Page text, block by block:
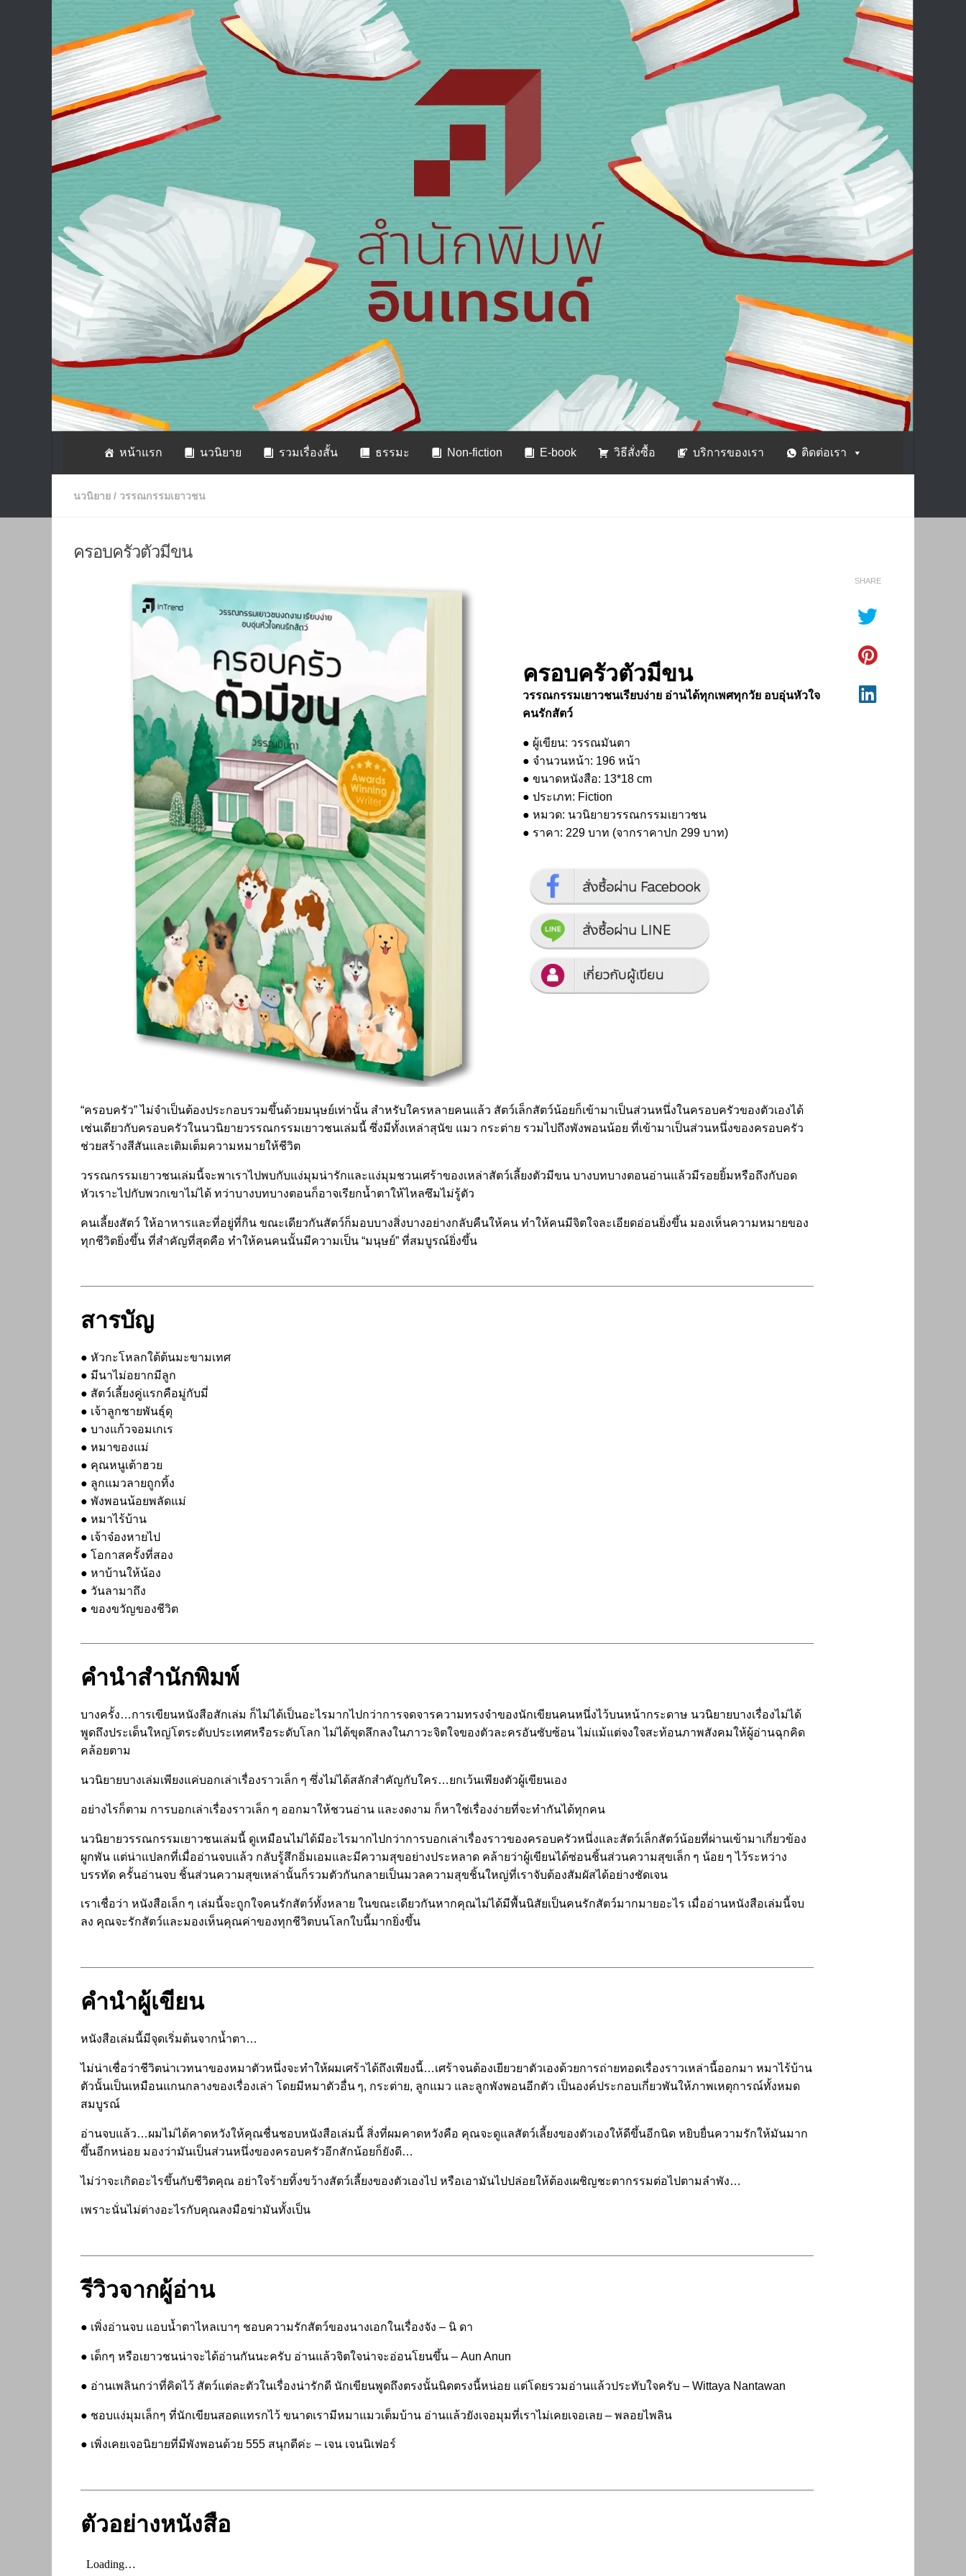
หน้าแรก นวนิยาย รวมเรื่องสั้น ธรรมะ Non-fiction E-book วิธีสั่งซื้อ บริการของเรา ติดต่อเรา
นวนิยาย / วรรณกรรมเยาวชน
ครอบครัวตัวมีขน
ครอบครัวตัวมีขน
วรรณกรรมเยาวชนเรียบง่าย อ่านได้ทุกเพศทุกวัย อบอุ่นหัวใจ
คนรักสัตว์
● ผู้เขียน: วรรณมันตา
● จำนวนหน้า: 196 หน้า
● ขนาดหนังสือ: 13*18 cm
● ประเภท: Fiction
● หมวด: นวนิยายวรรณกรรมเยาวชน
● ราคา: 229 บาท (จากราคาปก 299 บาท)
“ครอบครัว” ไม่จำเป็นต้องประกอบรวมขึ้นด้วยมนุษย์เท่านั้น สำหรับใครหลายคนแล้ว สัตว์เล็กสัตว์น้อยก็เข้ามาเป็นส่วนหนึ่งในครอบครัวของตัวเองได้
เช่นเดียวกับครอบครัวในนวนิยายวรรณกรรมเยาวชนเล่มนี้ ซึ่งมีทั้งเหล่าสุนัข แมว กระต่าย รวมไปถึงพังพอนน้อย ที่เข้ามาเป็นส่วนหนึ่งของครอบครัว
ช่วยสร้างสีสันและเติมเต็มความหมายให้ชีวิต
วรรณกรรมเยาวชนเล่มนี้จะพาเราไปพบกับแง่มุมน่ารักและแง่มุมชวนเศร้าของเหล่าสัตว์เลี้ยงตัวมีขน บางบทบางตอนอ่านแล้วมีรอยยิ้มหรือถึงกับอด
หัวเราะไปกับพวกเขาไม่ได้ ทว่าบางบทบางตอนก็อาจเรียกน้ำตาให้ไหลซึมไม่รู้ตัว
คนเลี้ยงสัตว์ ให้อาหารและที่อยู่ที่กิน ขณะเดียวกันสัตว์ก็มอบบางสิ่งบางอย่างกลับคืนให้คน ทำให้คนมีจิตใจละเอียดอ่อนยิ่งขึ้น มองเห็นความหมายของ
ทุกชีวิตยิ่งขึ้น ที่สำคัญที่สุดคือ ทำให้คนคนนั้นมีความเป็น “มนุษย์” ที่สมบูรณ์ยิ่งขึ้น
สารบัญ
● หัวกะโหลกใต้ต้นมะขามเทศ
● มีนาไม่อยากมีลูก
● สัตว์เลี้ยงคู่แรกคือมู่กับมี่
● เจ้าลูกชายพันธุ์ดุ
● บางแก้วจอมเกเร
● หมาของแม่
● คุณหนูเต้าฮวย
● ลูกแมวลายถูกทิ้ง
● พังพอนน้อยพลัดแม่
● หมาไร้บ้าน
● เจ้าจ๋องหายไป
● โอกาสครั้งที่สอง
● หาบ้านให้น้อง
● วันลามาถึง
● ของขวัญของชีวิต
คำนำสำนักพิมพ์
บางครั้ง…การเขียนหนังสือสักเล่ม ก็ไม่ได้เป็นอะไรมากไปกว่าการจดจารความทรงจำของนักเขียนคนหนึ่งไว้บนหน้ากระดาษ นวนิยายบางเรื่องไม่ได้
พูดถึงประเด็นใหญ่โตระดับประเทศหรือระดับโลก ไม่ได้ขุดลึกลงในภาวะจิตใจของตัวละครอันซับซ้อน ไม่แม้แต่จงใจสะท้อนภาพสังคมให้ผู้อ่านฉุกคิด
คล้อยตาม
นวนิยายบางเล่มเพียงแค่บอกเล่าเรื่องราวเล็ก ๆ ซึ่งไม่ได้สลักสำคัญกับใคร…ยกเว้นเพียงตัวผู้เขียนเอง
อย่างไรก็ตาม การบอกเล่าเรื่องราวเล็ก ๆ ออกมาให้ชวนอ่าน และงดงาม ก็หาใช่เรื่องง่ายที่จะทำกันได้ทุกคน
นวนิยายวรรณกรรมเยาวชนเล่มนี้ ดูเหมือนไม่ได้มีอะไรมากไปกว่าการบอกเล่าเรื่องราวของครอบครัวหนึ่งและสัตว์เล็กสัตว์น้อยที่ผ่านเข้ามาเกี่ยวข้อง
ผูกพัน แต่น่าแปลกที่เมื่ออ่านจบแล้ว กลับรู้สึกอิ่มเอมและมีความสุขอย่างประหลาด คล้ายว่าผู้เขียนได้ซ่อนชิ้นส่วนความสุขเล็ก ๆ น้อย ๆ ไว้ระหว่าง
บรรทัด ครั้นอ่านจบ ชิ้นส่วนความสุขเหล่านั้นก็รวมตัวกันกลายเป็นมวลความสุขชิ้นใหญ่ที่เราจับต้องสัมผัสได้อย่างชัดเจน
เราเชื่อว่า หนังสือเล็ก ๆ เล่มนี้จะถูกใจคนรักสัตว์ทั้งหลาย ในขณะเดียวกันหากคุณไม่ได้มีพื้นนิสัยเป็นคนรักสัตว์มากมายอะไร เมื่ออ่านหนังสือเล่มนี้จบ
ลง คุณจะรักสัตว์และมองเห็นคุณค่าของทุกชีวิตบนโลกใบนี้มากยิ่งขึ้น
คำนำผู้เขียน
หนังสือเล่มนี้มีจุดเริ่มต้นจากน้ำตา…
ไม่น่าเชื่อว่าชีวิตน่าเวทนาของหมาตัวหนึ่งจะทำให้ผมเศร้าได้ถึงเพียงนี้…เศร้าจนต้องเยียวยาตัวเองด้วยการถ่ายทอดเรื่องราวเหล่านี้ออกมา หมาไร้บ้าน
ตัวนั้นเป็นเหมือนแกนกลางของเรื่องเล่า โดยมีหมาตัวอื่น ๆ, กระต่าย, ลูกแมว และลูกพังพอนอีกตัว เป็นองค์ประกอบเกี่ยวพันให้ภาพเหตุการณ์ทั้งหมด
สมบูรณ์
อ่านจบแล้ว…ผมไม่ได้คาดหวังให้คุณชื่นชอบหนังสือเล่มนี้ สิ่งที่ผมคาดหวังคือ คุณจะดูแลสัตว์เลี้ยงของตัวเองให้ดีขึ้นอีกนิด หยิบยื่นความรักให้มันมาก
ขึ้นอีกหน่อย มองว่ามันเป็นส่วนหนึ่งของครอบครัวอีกสักน้อยก็ยังดี…
ไม่ว่าจะเกิดอะไรขึ้นกับชีวิตคุณ อย่าใจร้ายทิ้งขว้างสัตว์เลี้ยงของตัวเองไป หรือเอามันไปปล่อยให้ต้องเผชิญชะตากรรมต่อไปตามลำพัง…
เพราะนั่นไม่ต่างอะไรกับคุณลงมือฆ่ามันทั้งเป็น
รีวิวจากผู้อ่าน
● เพิ่งอ่านจบ แอบน้ำตาไหลเบาๆ ชอบความรักสัตว์ของนางเอกในเรื่องจัง – นิ ดา
● เด็กๆ หรือเยาวชนน่าจะได้อ่านกันนะครับ อ่านแล้วจิตใจน่าจะอ่อนโยนขึ้น – Aun Anun
● อ่านเพลินกว่าที่คิดไว้ สัตว์แต่ละตัวในเรื่องน่ารักดี นักเขียนพูดถึงตรงนั้นนิดตรงนี้หน่อย แต่โดยรวมอ่านแล้วประทับใจครับ – Wittaya Nantawan
● ชอบแง่มุมเล็กๆ ที่นักเขียนสอดแทรกไว้ ขนาดเรามีหมาแมวเต็มบ้าน อ่านแล้วยังเจอมุมที่เราไม่เคยเจอเลย – พลอยไพลิน
● เพิ่งเคยเจอนิยายที่มีพังพอนด้วย 555 สนุกดีค่ะ – เจน เจนนิเฟอร์
ตัวอย่างหนังสือ
SHARE